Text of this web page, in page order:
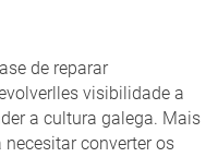
de reparar
visibilidade a
a cultura galega. Mais
converter os